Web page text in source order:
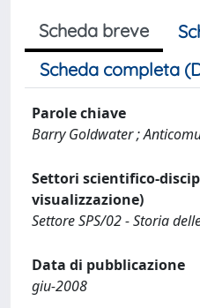
Scheda breve
Scheda completa
Parole chiave
Barry Goldwater ;
Settori scientifico-
visualizzazione)
Settore SPS/02 - Storia
Data di pubblicazione
giu-2008